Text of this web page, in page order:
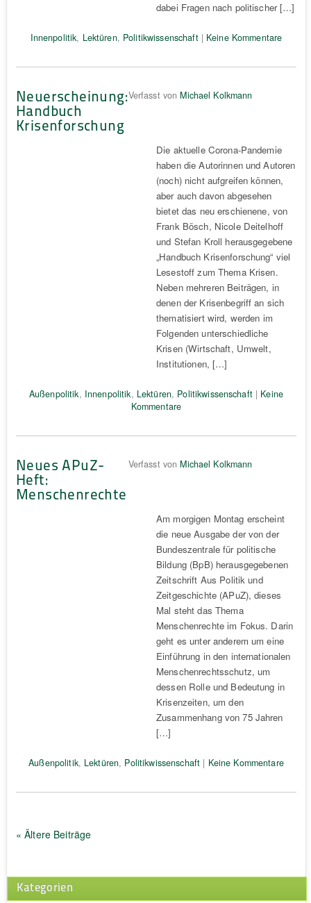
dabei Fragen nach politischer […]
Innenpolitik, Lektüren, Politikwissenschaft| Keine Kommentare
Neuerscheinung:
Handbuch
Krisenforschung
Verfasst von Michael Kolkmann
Die aktuelle Corona-Pandemie
haben die Autorinnen und Autoren
(noch) nicht aufgreifen können,
aber auch davon abgesehen
bietet das neu erschienene, von
Frank Bösch, Nicole Deitelhoff
und Stefan Kroll herausgegebene
„Handbuch Krisenforschung“ viel
Lesestoff zum Thema Krisen.
Neben mehreren Beiträgen, in
denen der Krisenbegriff an sich
thematisiert wird, werden im
Folgenden unterschiedliche
Krisen (Wirtschaft, Umwelt,
Institutionen, […]
Außenpolitik, Innenpolitik, Lektüren, Politikwissenschaft| Keine
Kommentare
Neues APuZ-
Heft:
Menschenrechte
Verfasst von Michael Kolkmann
Am morgigen Montag erscheint
die neue Ausgabe der von der
Bundeszentrale für politische
Bildung (BpB) herausgegebenen
Zeitschrift Aus Politik und
Zeitgeschichte (APuZ), dieses
Mal steht das Thema
Menschenrechte im Fokus. Darin
geht es unter anderem um eine
Einführung in den internationalen
Menschenrechtsschutz, um
dessen Rolle und Bedeutung in
Krisenzeiten, um den
Zusammenhang von 75 Jahren
[…]
Außenpolitik, Lektüren, Politikwissenschaft | Keine Kommentare
« Ältere Beiträge
Kategorien